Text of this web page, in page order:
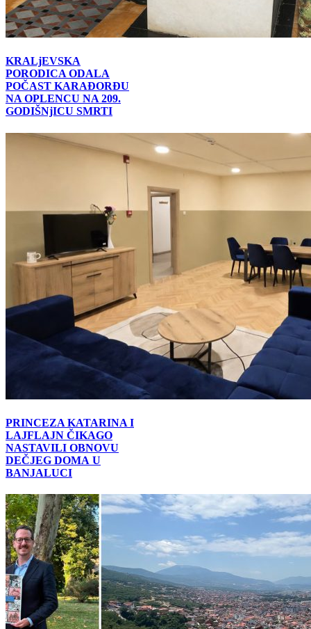
KRALjEVSKA
PORODICA ODALA
POČAST KARAĐORĐU
NA OPLENCU NA 209.
GODIŠNjICU SMRTI
PRINCEZA KATARINA I
LAJFLAJN ČIKAGO
NASTAVILI OBNOVU
DEČJEG DOMА U
BANJALUCI